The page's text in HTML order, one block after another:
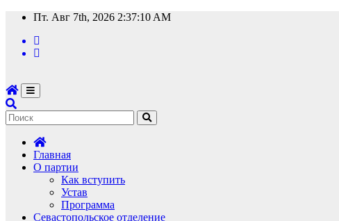
Перейти
содержимому
Пт. Авг 7th, 2026 2:37:10 AM
Главная
О партии
Как вступить
Устав
Программа
Севастопольское отделение